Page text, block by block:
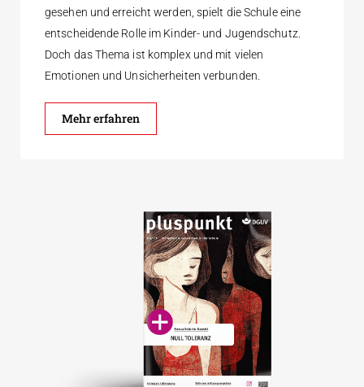
gesehen und erreicht werden, spielt die Schule eine
entscheidende Rolle im Kinder- und Jugendschutz.
Doch das Thema ist komplex und mit vielen
Emotionen und Unsicherheiten verbunden.
Mehr erfahren